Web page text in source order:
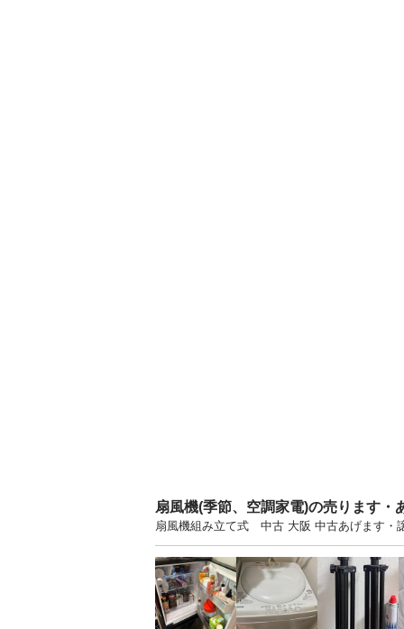
扇風機(季節、空調家電)の売ります・
扇風機組み立て式 中古 大阪 中古あげます・